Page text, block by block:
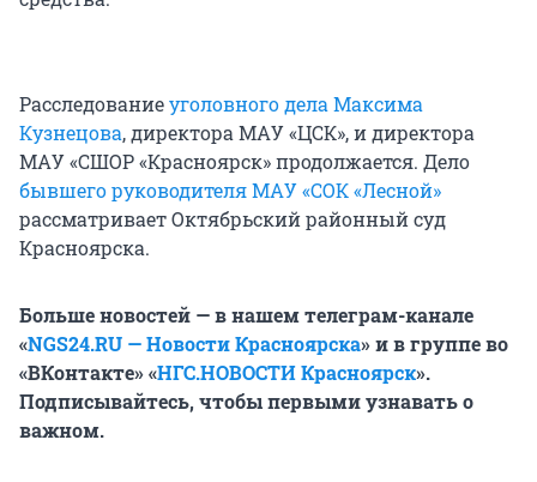
Расследованиеуголовного дела Максима
Кузнецова, директора МАУ «ЦСК», и директора
МАУ «СШОР «Красноярск» продолжается. Дело
бывшего руководителя МАУ «СОК «Лесной»
рассматривает Октябрьский районный суд
Красноярска.
Больше новостей — в нашем телеграм-канале
«NGS24.RU — Новости Красноярска»и в группе во
«ВКонтакте» «НГС.НОВОСТИ Красноярск».
Подписывайтесь, чтобы первыми узнавать о
важном.